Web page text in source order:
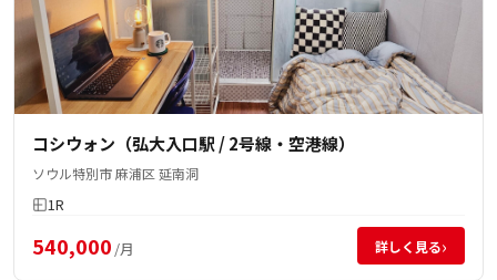
コシウォン（弘大入口駅 / 2号線・空港線）
ソウル特別市 麻浦区 延南洞
1R
540,000 /月 詳しく見る›